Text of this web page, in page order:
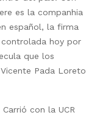
es la companhia
español, la firma
controlada hoy por
que los
Pada Loreto
con la UCR